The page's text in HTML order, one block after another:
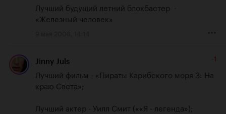
Лучший будущий летний блокбастер  -
«Железный человек»
Jinny Juls -1
Лучший фильм - «Пираты Карибского моря 3: На
краю Света»;
Лучший актер - Уилл Смит (««Я - легенда»);